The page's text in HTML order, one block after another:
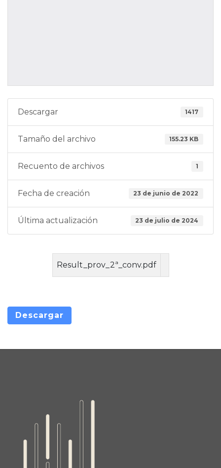
Descargar 1417
Tamaño del archivo 155.23 KB
Recuento de archivos 1
Fecha de creación 23 de junio de 2022
Última actualización 23 de julio de 2024
Result_prov_2ª_conv.pdf
Descargar